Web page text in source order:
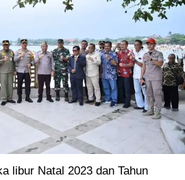
libur Natal 2023 dan Tahun